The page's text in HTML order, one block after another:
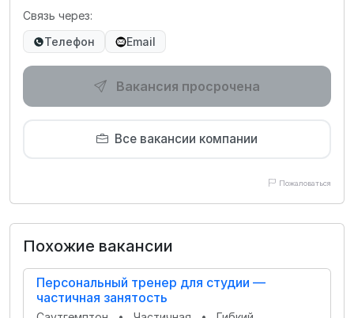
Связь через:
Телефон
Email
Вакансия просрочена
Все вакансии компании
Пожаловаться
Похожие вакансии
Персональный тренер для студии —
частичная занятость